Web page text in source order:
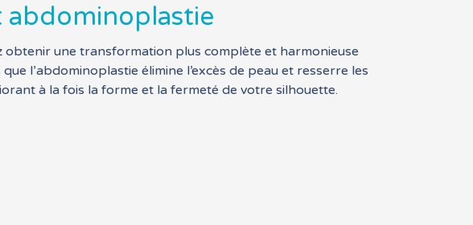
abdominoplastie
obtenir une transformation plus complète et harmonieuse
l’abdominoplastie élimine l’excès de peau et resserre les
à la fois la forme et la fermeté de votre silhouette.